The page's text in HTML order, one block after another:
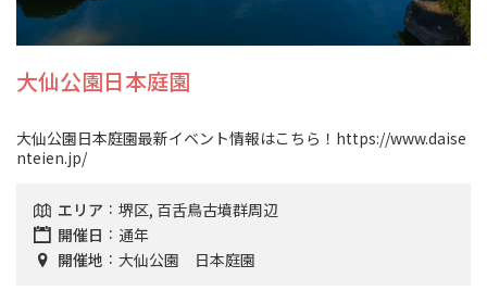
大仙公園日本庭園
大仙公園日本庭園最新イベント情報はこちら！https://www.daise
nteien.jp/
エリア
堺区, 百舌鳥古墳群周辺
開催日
通年
開催地
大仙公園 日本庭園